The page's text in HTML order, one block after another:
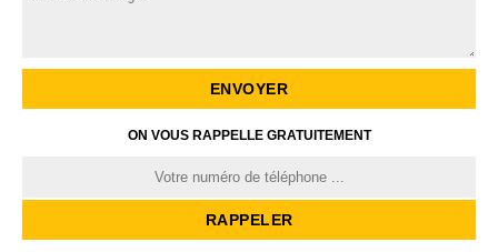
ON VOUS RAPPELLE GRATUITEMENT